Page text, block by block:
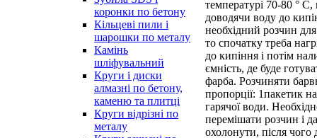
коронки по бетону
Кільцеві пили і
шарошки по металу
Камінь
шліфувальний
Круги і диски
алмазні по бетону,
каменю та плитці
Круги відрізні по
металу
температурі 70-80 ° С,
доводячи воду до
необхідний розчин
то спочатку треба
до кипіння і потім
ємність, де буде
фарба. Розчиняти
пропорції: 1пакетик
гарячої води.
перемішати розчин і
охолонути, після чого